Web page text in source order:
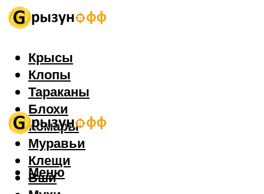
Крысы
Клопы
Тараканы
Блохи
Комары
Муравьи
Клещи
Вши
Меню